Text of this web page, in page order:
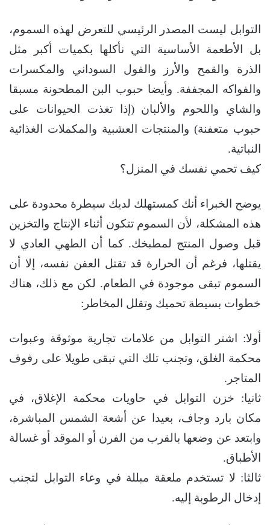
التوابل ليست المصدر الرئيسي للتعرض لهذه السموم،
بل الأطعمة الأساسية التي نأكلها بكميات أكبر مثل
الذرة والقمح والأرز والفول السوداني والمكسرات
والفواكه المجففة. وأيضا حبوب البن المطحونة مسبقا
والشاي واللحوم والألبان (إذا تغذت الحيوانات على
حبوب متعفنة) والمنتجات العشبية والمكملات الغذائية
النباتية.
كيف تحمي نفسك في المنزل؟
يوضح الخبراء أنك كمستهلك لديك سيطرة محدودة على
هذه المشكلة، لأن السموم تتكون أثناء الإنتاج والتخزين
قبل وصول المنتج لمطبخك. كما أن الطهي العادي لا
يقتلها، فرغم أن الحرارة قد تقتل العفن نفسه، إلا أن
السموم تبقى موجودة في الطعام. لكن مع ذلك، هناك
خطوات بسيطة تحميك وتقلل المخاطر:
أولا: اشتر التوابل من علامات تجارية موثوقة وعبوات
محكمة الغلق، وتجنب تلك التي تبقى طويلا على رفوف
المتاجر.
ثانيا: خزن التوابل في حاويات محكمة الإغلاق، في
مكان بارد وجاف، بعيدا عن أشعة الشمس المباشرة،
وابتعد عن وضعها بالقرب من الفرن أو الموقد أو غسالة
الأطباق.
ثالثا: لا تستخدم ملعقة مبللة في وعاء التوابل لتجنب
إدخال الرطوبة إليه.